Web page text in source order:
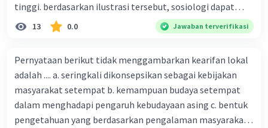
tinggi. berdasarkan ilustrasi tersebut, sosiologi dapat
berfungsi sebagai ilmu yang ....
13 0.0 Jawaban terverifikasi
Pernyataan berikut tidak menggambarkan kearifan lokal
adalah .... a. seringkali dikonsepsikan sebagai kebijakan
masyarakat setempat b. kemampuan budaya setempat
dalam menghadapi pengaruh kebudayaan asing c. bentuk
pengetahuan yang berdasarkan pengalaman masyarakat